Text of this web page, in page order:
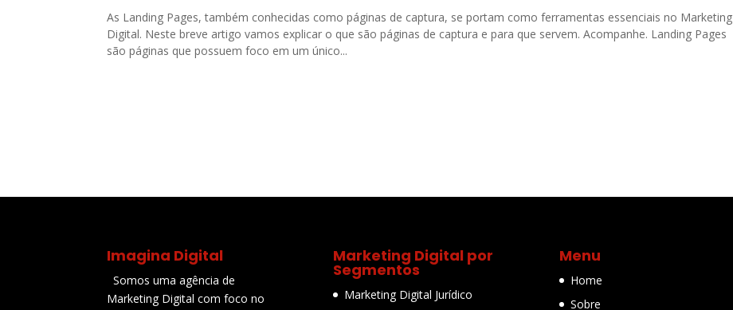
As Landing Pages, também conhecidas como páginas de captura, se portam como ferramentas essenciais no Marketing
Digital. Neste breve artigo vamos explicar o que são páginas de captura e para que servem. Acompanhe. Landing Pages
são páginas que possuem foco em um único...
Imagina Digital
Somos uma agência de
Marketing Digital com foco no
Marketing Digital por
Segmentos
Marketing Digital Jurídico
Menu
Home
Sobre